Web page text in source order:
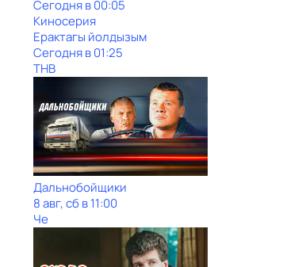
Сегодня в 00:05
Киносерия
Ерактагы йолдызым
Сегодня в 01:25
ТНВ
Дальнобойщики
8 авг, сб в 11:00
Че